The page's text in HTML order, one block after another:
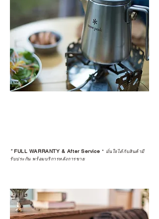
*FULL WARRANTY & After Service * มั่นใจได้กับสินค้ามี
รับประกัน พร้อมบริการหลังการขาย